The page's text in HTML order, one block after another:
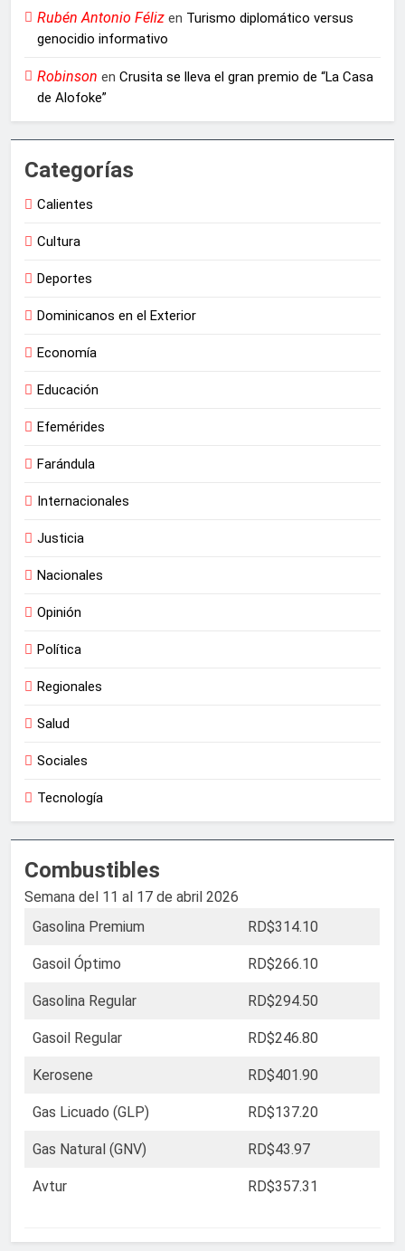
Rubén Antonio Féliz en Turismo diplomático versus
genocidio informativo
Robinson en Crusita se lleva el gran premio de “La Casa
de Alofoke”
Categorías
Calientes
Cultura
Deportes
Dominicanos en el Exterior
Economía
Educación
Efemérides
Farándula
Internacionales
Justicia
Nacionales
Opinión
Política
Regionales
Salud
Sociales
Tecnología
Combustibles
Semana del 11 al 17 de abril 2026
Gasolina Premium
RD$314.10
Gasoil Óptimo RD$266.10
Gasolina Regular RD$294.50
Gasoil Regular RD$246.80
Kerosene RD$401.90
Gas Licuado (GLP) RD$137.20
Gas Natural (GNV) RD$43.97
Avtur RD$357.31